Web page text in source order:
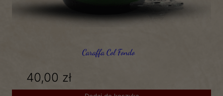
Caraffa Col Fondo
40,00 zł